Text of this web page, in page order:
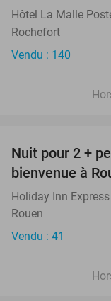
Hôtel La Malle
Rochefort
Vendu : 140
Nuit pour 2 +
bienvenue à
Holiday Inn
Rouen
Vendu : 41